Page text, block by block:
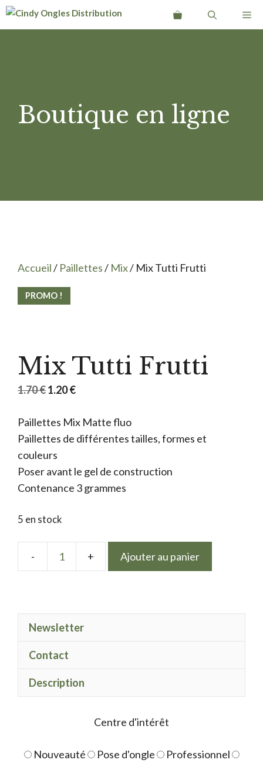
Aller
Boutique en ligne
Accueil/ Paillettes/ Mix/ Mix Tutti Frutti
PROMO !
Mix Tutti Frutti
1.70€Le
initial
était :
1.70 €.
1.20€Le
actuel
est :
Paillettes Mix Matte fluo
Paillettes de différentes tailles, formes et
couleurs
Poser avant le gel de construction
Contenance 3 grammes
5 en stock
quantité
Tutti
Ajouter au panier
Newsletter
Contact
Description
Centre d'intérêt
Nouveauté Pose d'ongle
Professionnel